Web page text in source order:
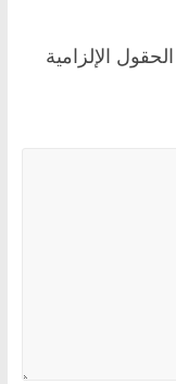
الحقول الإلزامية